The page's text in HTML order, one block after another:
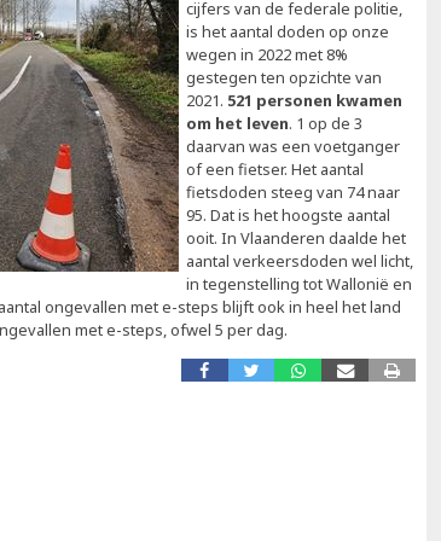
cijfers van de federale politie,
is het aantal doden op onze
wegen in 2022 met 8%
gestegen ten opzichte van
2021. 521 personen kwamen
om het leven. 1 op de 3
daarvan was een voetganger
of een fietser. Het aantal
fietsdoden steeg van 74 naar
95. Dat is het hoogste aantal
ooit. In Vlaanderen daalde het
aantal verkeersdoden wel licht,
in tegenstelling tot Wallonië en
ongevallen met e-steps blijft ook in heel het land
met e-steps, ofwel 5 per dag.